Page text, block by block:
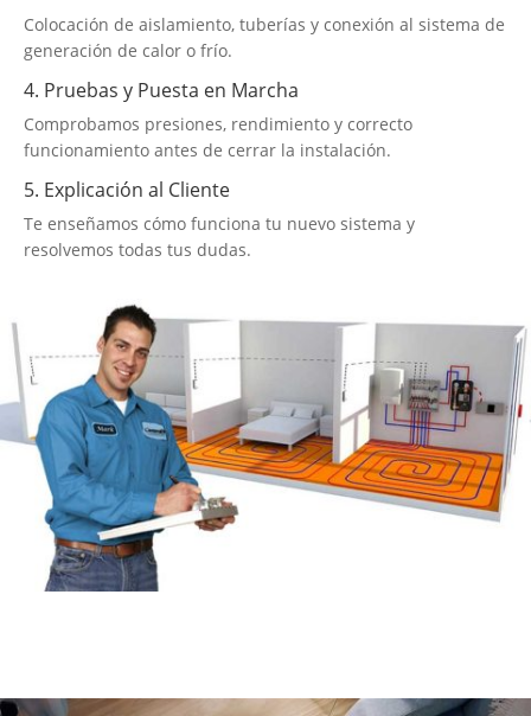
Colocación de aislamiento, tuberías y conexión al sistema de
generación de calor o frío.
4. Pruebas y Puesta en Marcha
Comprobamos presiones, rendimiento y correcto
funcionamiento antes de cerrar la instalación.
5. Explicación al Cliente
Te enseñamos cómo funciona tu nuevo sistema y
resolvemos todas tus dudas.